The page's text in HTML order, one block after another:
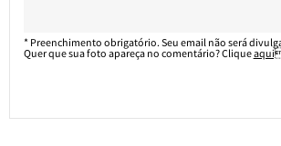
* Preenchimento obrigatório. Seu email não será
Quer que sua foto apareça no comentário? Clique